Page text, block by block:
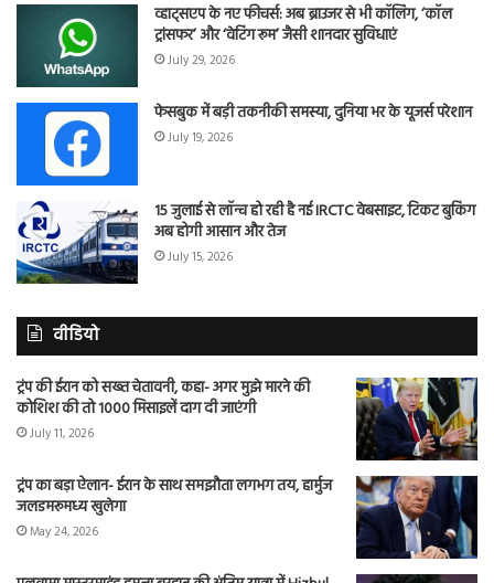
व्हाट्सएप के नए फीचर्स: अब ब्राउजर से भी कॉलिंग, ‘कॉल
ट्रांसफर’ और ‘वेटिंग रूम’ जैसी शानदार सुविधाएं
July 29, 2026
फेसबुक में बड़ी तकनीकी समस्या, दुनिया भर के यूजर्स परेशान
July 19, 2026
15 जुलाई से लॉन्च हो रही है नई IRCTC वेबसाइट, टिकट बुकिंग
अब होगी आसान और तेज
July 15, 2026
वीडियो
ट्रंप की ईरान को सख्त चेतावनी, कहा- अगर मुझे मारने की
कोशिश की तो 1000 मिसाइलें दाग दी जाएंगी
July 11, 2026
ट्रंप का बड़ा ऐलान- ईरान के साथ समझौता लगभग तय, हार्मुज
जलडमरूमध्य खुलेगा
May 24, 2026